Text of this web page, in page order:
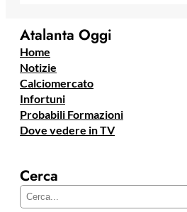
Atalanta Oggi
Home
Notizie
Calciomercato
Infortuni
Probabili Formazioni
Dove vedere in TV
Cerca
e